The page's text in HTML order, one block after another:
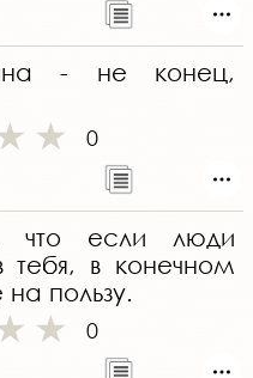
- не конец,
0
что если люди
тебя, в конечном
на пользу.
0